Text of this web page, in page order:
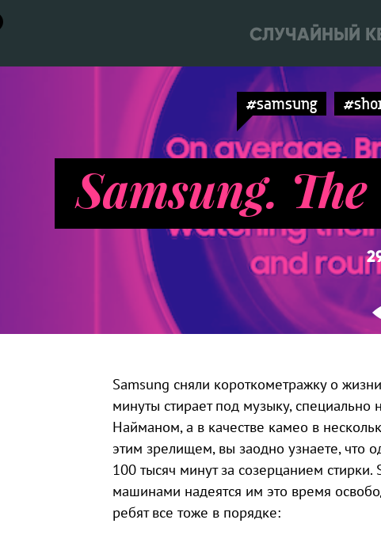
СЛУЧАЙНЫЙ
#samsung
Samsung.
Samsung сняли короткометражку о
минуты стирает под музыку,
Найманом, а в качестве камео в
этим зрелищем, вы заодно узнаете, что
100 тысяч минут за созерцанием
машинами надеятся им это время
ребят все тоже в порядке: